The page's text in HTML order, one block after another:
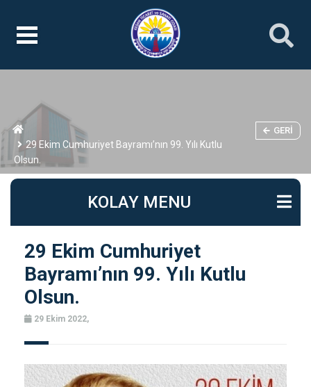
29 Ekim Cumhuriyet Bayramı’nın 99. Yılı Kutlu
Olsun.
GERI
KOLAY MENU
29 Ekim Cumhuriyet
Bayramı’nın 99. Yılı Kutlu
Olsun.
29 Ekim 2022,